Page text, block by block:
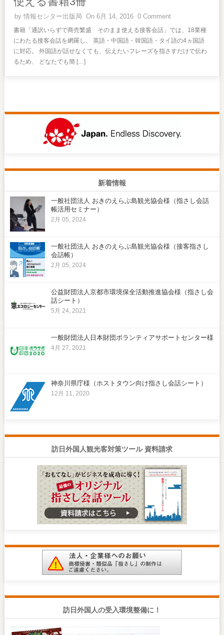
by情報センター出版局 On 6月 14, 2016 0 Comment
書籍「通訳いらずで商売繁盛 そのまま使える接客会話」では、18業種
にわたる接客会話を網羅し、 英語・中国語・韓国語・タイ語の4ヵ国語
に対応。 外国語が話せなくても、伝えたいフレーズを指さすだけで伝わ
るため、 どなたでも簡 […]
新着情報
一般社団法人 おきのえらぶ島観光協会様（指さし会話
帳活用セミナー）
2月 05, 2024
一般社団法人 おきのえらぶ島観光協会様（接客指さし
会話帳）
2月 05, 2024
公益財団法人京都市環境保全活動推進協会様（指さし会
話シート）
5月 24, 2021
一般財団法人日本財団ボランティアサポートセンター様
4月 27, 2021
神奈川県庁様（ホストタウン向け指さし会話シート）
12月 11, 2020
訪日外国人観光客対策ツール 資料請求
訪日外国人の受入環境整備に！